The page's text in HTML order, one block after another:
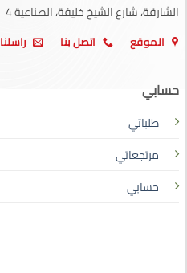
الشارقة، شارع الشيخ خليفة، الصناعية 4
الموقع اتصل بنا راسلنا
حسابي
طلباتي
مرتجعاتي
حسابي